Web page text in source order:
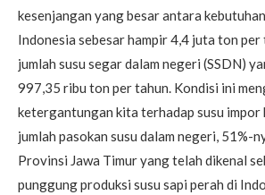
kesenjangan yang besar antara
Indonesia sebesar hampir 4,4 juta ton per
jumlah susu segar dalam negeri (SSDN)
997,35 ribu ton per tahun. Kondisi ini
ketergantungan kita terhadap susu impor
jumlah pasokan susu dalam negeri, 51%-
Provinsi Jawa Timur yang telah dikenal
punggung produksi susu sapi perah di